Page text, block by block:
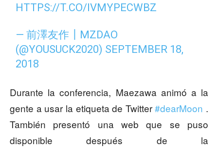
HTTPS://T.CO/IVMYPECWBZ
— 前澤友作┃MZDAO
(@YOUSUCK2020) SEPTEMBER 18,
2018
Durante la conferencia, Maezawa animó a la
gente a usar la etiqueta de Twitter#dearMoon .
También presentó una web que se puso
disponible después de la